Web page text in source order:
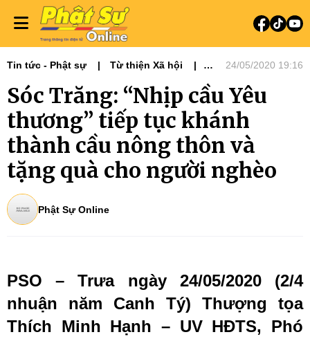
Tin tức - Phật sự
Từ thiện Xã hội
24/05/2020 19:16
Sóc Trăng: “Nhịp cầu Yêu
thương” tiếp tục khánh
thành cầu nông thôn và
tặng quà cho người nghèo
Phật Sự Online
PSO – Trưa ngày 24/05/2020 (2/4
nhuận năm Canh Tý) Thượng tọa
Thích Minh Hạnh – UV HĐTS, Phó